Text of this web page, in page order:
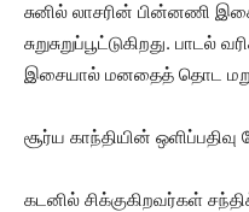
சுனில் லாசரின் பின்னணி
சுறுசுறுப்பூட்டுகிறது.
இசையால் மனதைத் தொட
சூர்ய காந்தியின் ஒளிப்பதிவு
கடனில் சிக்குகிறவர்கள்